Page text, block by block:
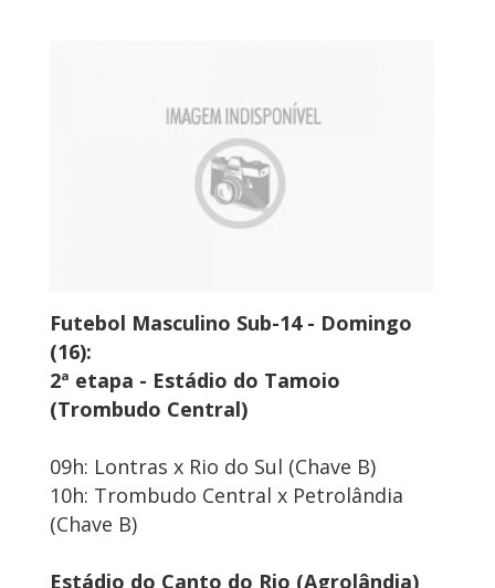
Futebol Masculino Sub-14 - Domingo
(16):
2ª etapa - Estádio do Tamoio
(Trombudo Central)
09h: Lontras x Rio do Sul (Chave B)
10h: Trombudo Central x Petrolândia
(Chave B)
Estádio do Canto do Rio (Agrolândia)